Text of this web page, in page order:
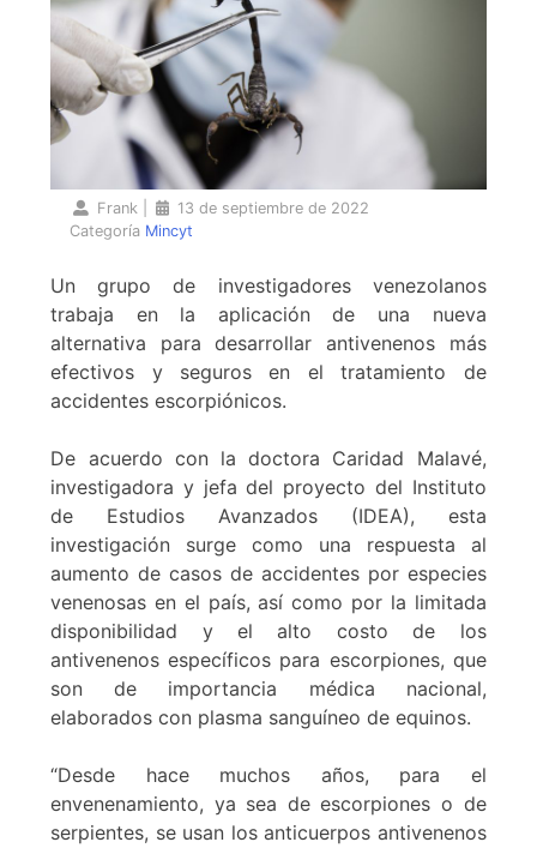
Frank
13 de septiembre de 2022
Categoría Mincyt
Un grupo de investigadores venezolanos
trabaja en la aplicación de una nueva
alternativa para desarrollar antivenenos más
efectivos y seguros en el tratamiento de
accidentes escorpiónicos.
De acuerdo con la doctora Caridad Malavé,
investigadora y jefa del proyecto del Instituto
de Estudios Avanzados (IDEA), esta
investigación surge como una respuesta al
aumento de casos de accidentes por especies
venenosas en el país, así como por la limitada
disponibilidad y el alto costo de los
antivenenos específicos para escorpiones, que
son de importancia médica nacional,
elaborados con plasma sanguíneo de equinos.
“Desde hace muchos años, para el
envenenamiento, ya sea de escorpiones o de
serpientes, se usan los anticuerpos antivenenos